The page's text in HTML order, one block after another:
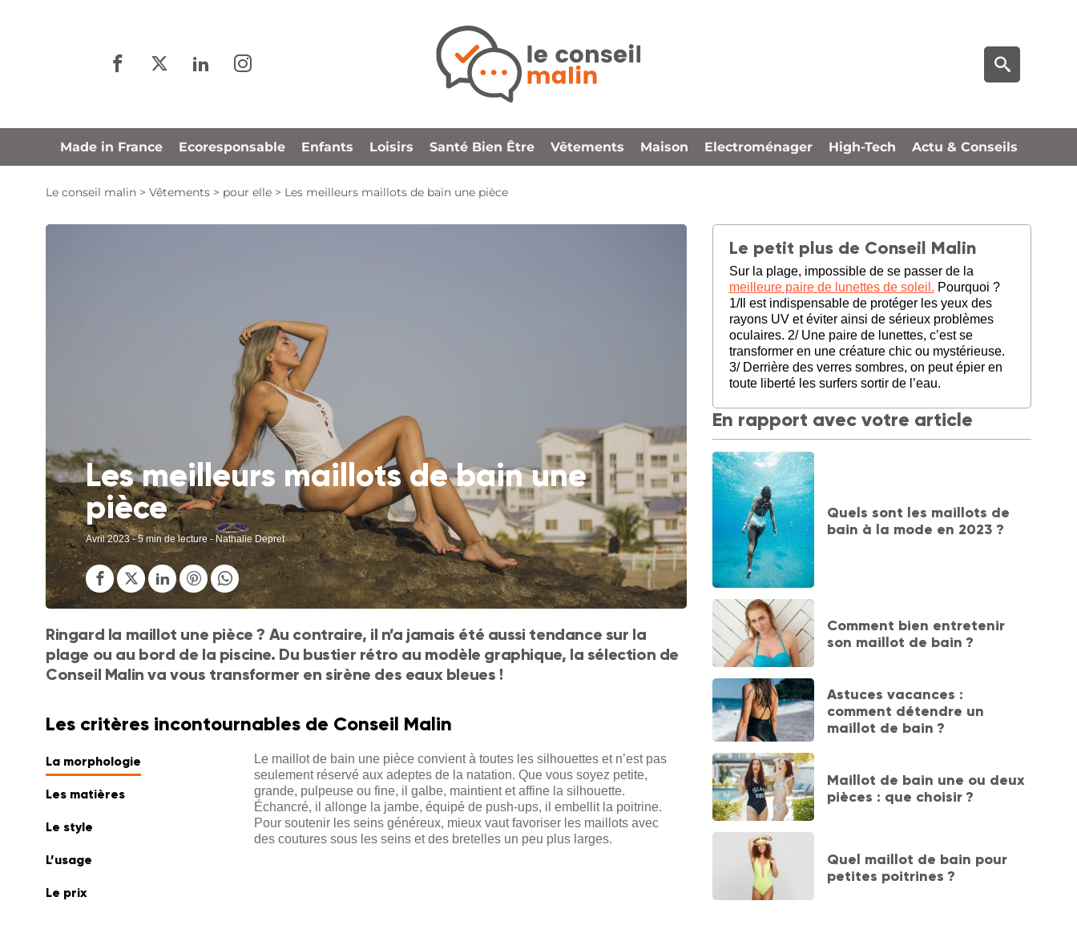
Made in France Ecoresponsable Enfants Loisirs Santé Bien Être Vêtements Maison Electroménager High-Tech Actu & Conseils
Le conseil malin > Vêtements > pour elle > Les meilleurs maillots de bain une pièce
Les meilleurs maillots de bain une
pièce
Avril 2023- 5 min de lecture - Nathalie Depret
Ringard la maillot une pièce ? Au contraire, il n’a jamais été aussi tendance sur la
plage ou au bord de la piscine. Du bustier rétro au modèle graphique, la sélection de
Conseil Malin va vous transformer en sirène des eaux bleues !
Les critères incontournables de Conseil Malin
La morphologie
Les matières
Le style
L’usage
Le prix
Le maillot de bain une pièce convient à toutes les silhouettes et n’est pas
seulement réservé aux adeptes de la natation. Que vous soyez petite,
grande, pulpeuse ou fine, il galbe, maintient et affine la silhouette.
Échancré, il allonge la jambe, équipé de push-ups, il embellit la poitrine.
Pour soutenir les seins généreux, mieux vaut favoriser les maillots avec
des coutures sous les seins et des bretelles un peu plus larges.
Le petit plus de Conseil Malin
Sur la plage, impossible de se passer de la
meilleure paire de lunettes de soleil. Pourquoi ?
1/Il est indispensable de protéger les yeux des
rayons UV et éviter ainsi de sérieux problèmes
oculaires. 2/ Une paire de lunettes, c’est se
transformer en une créature chic ou mystérieuse.
3/ Derrière des verres sombres, on peut épier en
toute liberté les surfers sortir de l’eau.
En rapport avec votre article
Quels sont les maillots de
bain à la mode en 2023 ?
Comment bien entretenir
son maillot de bain ?
Astuces vacances :
comment détendre un
maillot de bain ?
Maillot de bain une ou deux
pièces : que choisir ?
Quel maillot de bain pour
petites poitrines ?